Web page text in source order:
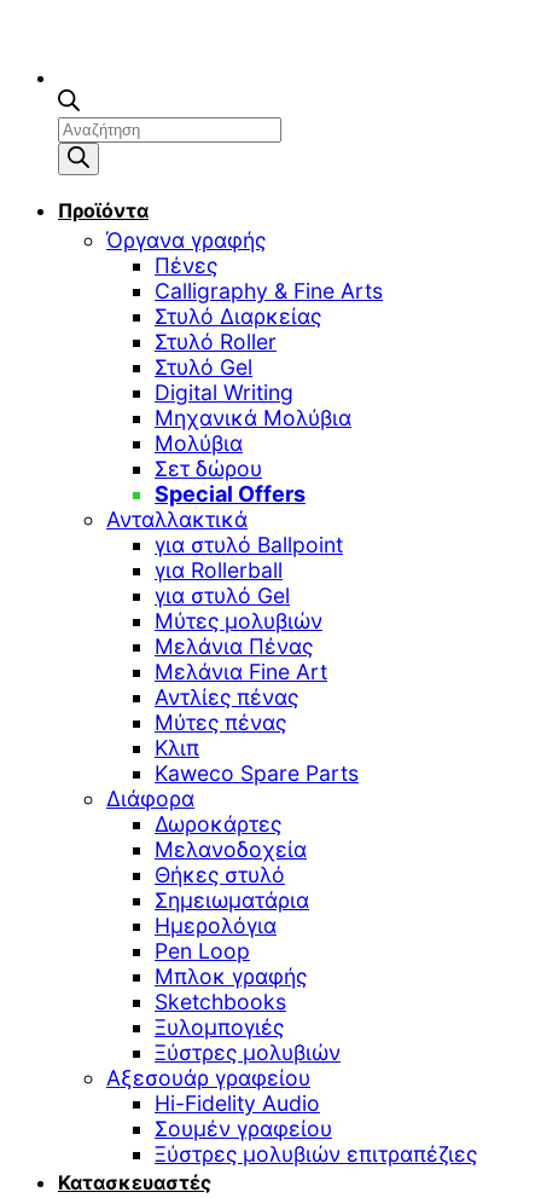
Αναζήτηση
προϊόντων
Προϊόντα
Όργανα γραφής
Πένες
Calligraphy & Fine Arts
Στυλό Διαρκείας
Στυλό Roller
Στυλό Gel
Digital Writing
Μηχανικά Μολύβια
Μολύβια
Σετ δώρου
Special Offers
Ανταλλακτικά
για στυλό Ballpoint
για Rollerball
για στυλό Gel
Μύτες μολυβιών
Μελάνια Πένας
Μελάνια Fine Art
Αντλίες πένας
Μύτες πένας
Κλιπ
Kaweco Spare Parts
Διάφορα
Δωροκάρτες
Μελανοδοχεία
Θήκες στυλό
Σημειωματάρια
Ημερολόγια
Pen Loop
Μπλοκ γραφής
Sketchbooks
Ξυλομπογιές
Ξύστρες μολυβιών
Αξεσουάρ γραφείου
Hi-Fidelity Audio
Σουμέν γραφείου
Ξύστρες μολυβιών επιτραπέζιες
Κατασκευαστές